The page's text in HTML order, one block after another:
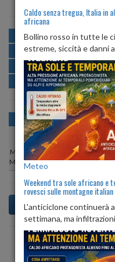
MATTINA
POMERIGGIO
SERA
NOTTE
OGGI
Min:
19°C
Max:27°C
SAB 08
Min:
19°C
Max:25°C
DOM 09
Min:19°C
Max:25°C
Previsioni del Tempo a
Caldo senza tregua, Italia in
africana
Bollino rosso in tutte le
estreme, siccità e danni
Meteo
Weekend tra sole africano e
rovesci sulle montagne italian
L'anticiclone continuerà
settimana, ma